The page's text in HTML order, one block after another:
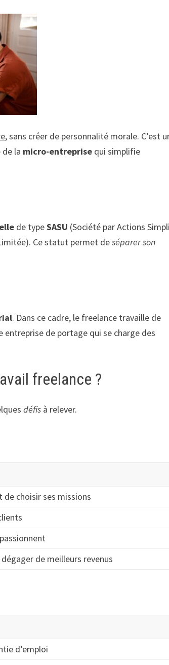
, sans créer de personnalité morale. C’est
la micro-entreprise qui simplifie
de typeSASU (Société par Actions
Ce statut permet deséparer son
. Dans ce cadre, le freelance travaille de
entreprise de portage qui se charge des
freelance ?
défis à relever.
de choisir ses missions
de meilleurs revenus
d’emploi